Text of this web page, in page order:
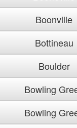
Boonville
Bottineau
Boulder
Bowling
Bowling